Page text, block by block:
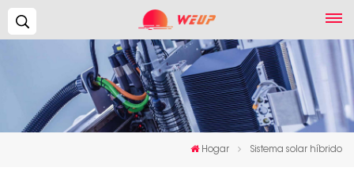
Hogar Sistema solar híbrido